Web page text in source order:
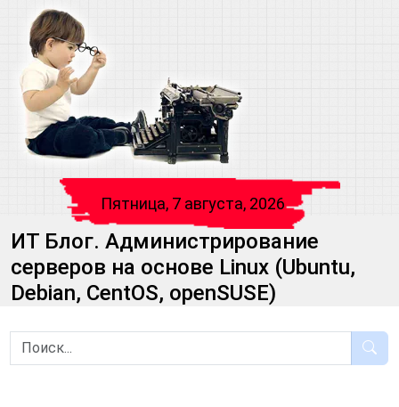
Пятница, 7 августа, 2026
ИТ Блог. Администрирование
серверов на основе Linux (Ubuntu,
Debian, CentOS, openSUSE)